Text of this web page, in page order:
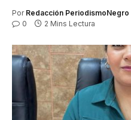
Por Redacción PeriodismoNegro
0 2 Mins Lectura